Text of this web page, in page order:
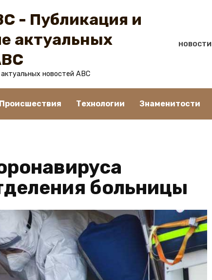
- Публикация и
актуальных
новостей ABC
НОВОСТИ
Происшествия Технологии Знаменитости
больницы